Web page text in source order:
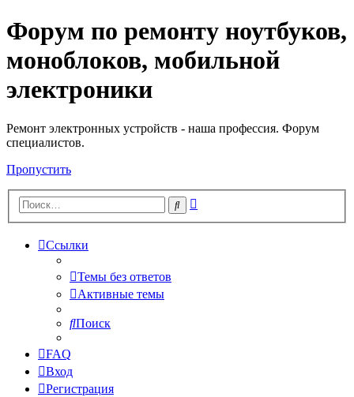
Регистрация
Форум по ремонту ноутбуков,
моноблоков, мобильной
электроники
Ремонт электронных устройств - наша профессия. Форум
специалистов.
Пропустить
Поиск
Ссылки
Темы без ответов
Активные темы
Поиск
FAQ
Вход
Регистрация